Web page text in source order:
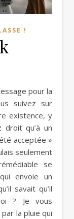
!
suivez sur
existence, y
droit qu’à un
acceptée »
seulement
se
envoie un
savait qu’il
? Je vous
la pluie qui